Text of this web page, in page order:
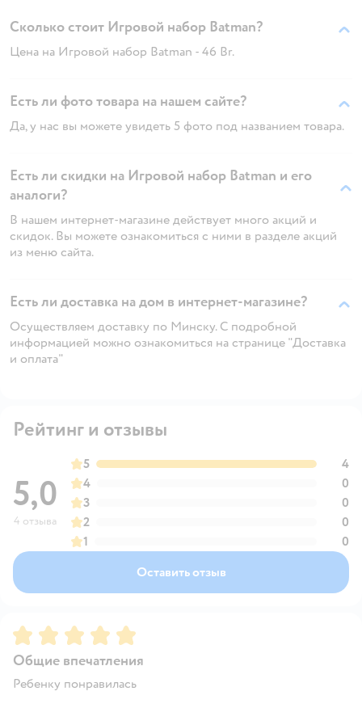
Сколько стоит Игровой набор Batman?
Цена на Игровой набор Batman - 46 Br.
Есть ли фото товара на нашем сайте?
Да, у нас вы можете увидеть 5 фото под названием товара.
Есть ли скидки на Игровой набор Batman и его
аналоги?
В нашем интернет-магазине действует много акций и
скидок. Вы можете ознакомиться с ними в разделе акций
из меню сайта.
Есть ли доставка на дом в интернет-магазине?
Осуществляем доставку по Минску. С подробной
информацией можно ознакомиться на странице "Доставка
и оплата"
Рейтинг и отзывы
5,0
4 отзыва
5
4
4
0
3
0
2
0
1
0
Оставить отзыв
Рейтинг:5
Общие впечатления
Ребенку понравилась